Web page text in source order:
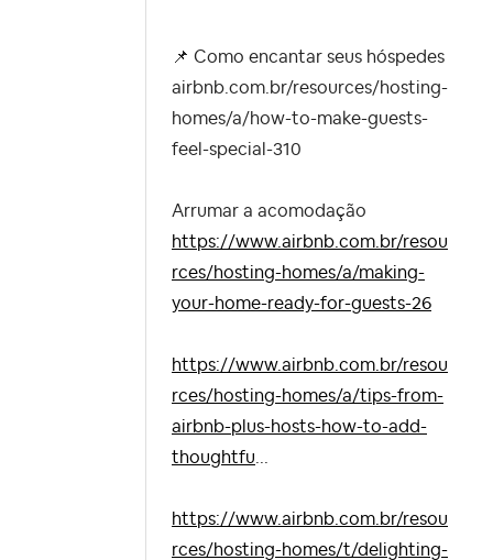
📌 Como encantar seus hóspedes
airbnb.com.br/resources/hosting-
homes/a/how-to-make-guests-
feel-special-310
Arrumar a acomodação
https://www.airbnb.com.br/resou
rces/hosting-homes/a/making-
your-home-ready-for-guests-26
https://www.airbnb.com.br/resou
rces/hosting-homes/a/tips-from-
airbnb-plus-hosts-how-to-add-
thoughtfu
https://www.airbnb.com.br/resou
rces/hosting-homes/t/delighting-